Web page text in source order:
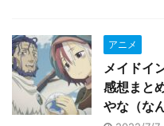
アニメ
メイドイ
感想まと
やな（な